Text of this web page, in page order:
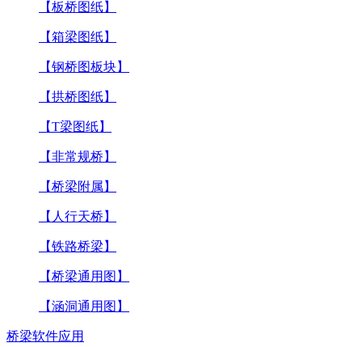
【板桥图纸】
【箱梁图纸】
【钢桥图板块】
【拱桥图纸】
【T梁图纸】
【非常规桥】
【桥梁附属】
【人行天桥】
【铁路桥梁】
【桥梁通用图】
【涵洞通用图】
桥梁软件应用